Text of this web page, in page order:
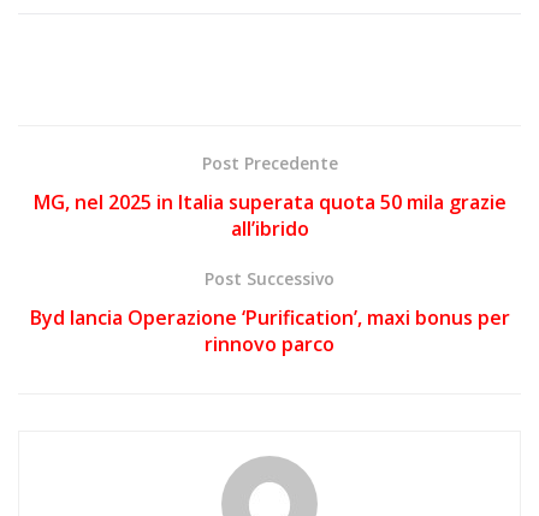
Post Precedente
MG, nel 2025 in Italia superata quota 50 mila grazie
all’ibrido
Post Successivo
Byd lancia Operazione ‘Purification’, maxi bonus per
rinnovo parco